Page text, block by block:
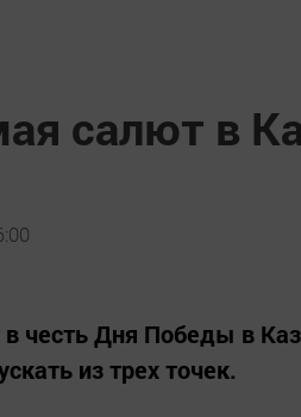
салют в
честь Дня Победы в
из трех точек.